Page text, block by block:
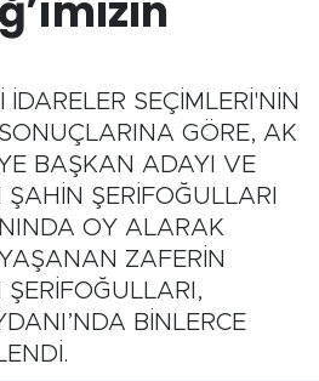
SEÇİMLERİ'NİN
GÖRE, AK
BAŞKAN ADAYI VE
ŞERİFOĞULLARI
OY ALARAK
ZAFERİN
BİNLERCE
ve Fikstür